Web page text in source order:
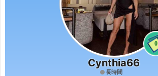
0
Cynthia66
長時間